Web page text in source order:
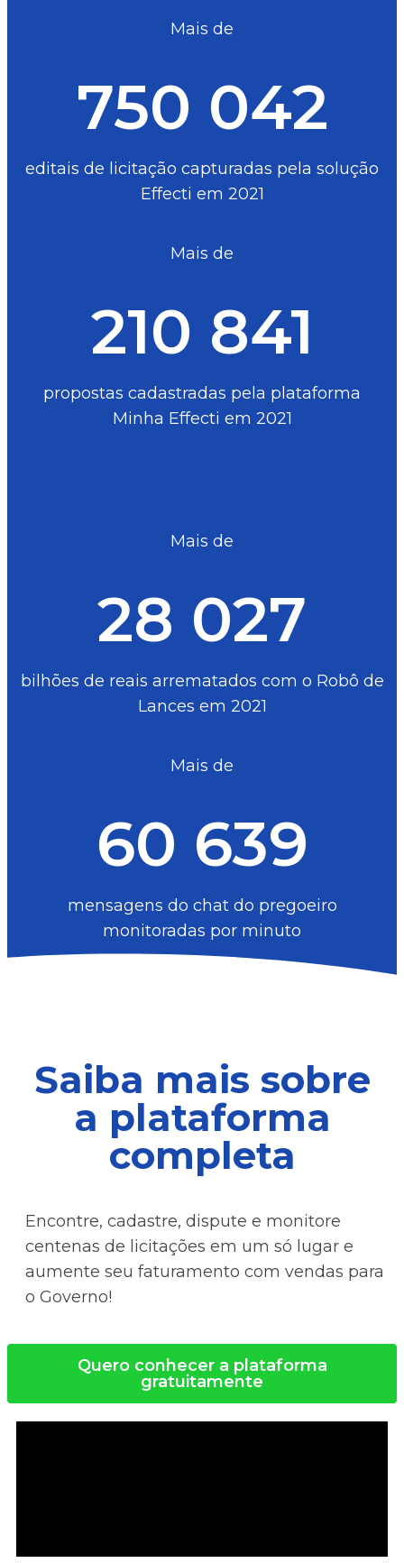
Mais de
750 042
editais de licitação capturadas pela solução
Effecti em 2021
Mais de
210 841
propostas cadastradas pela plataforma
Minha Effecti em 2021
Mais de
28 027
bilhões de reais arrematados com o Robô de
Lances em 2021
Mais de
60 639
mensagens do chat do pregoeiro
monitoradas por minuto
Saiba mais sobre
a plataforma
completa
Encontre, cadastre, dispute e monitore
centenas de licitações em um só lugar e
aumente seu faturamento com vendas para
o Governo!
Quero conhecer a plataforma
gratuitamente